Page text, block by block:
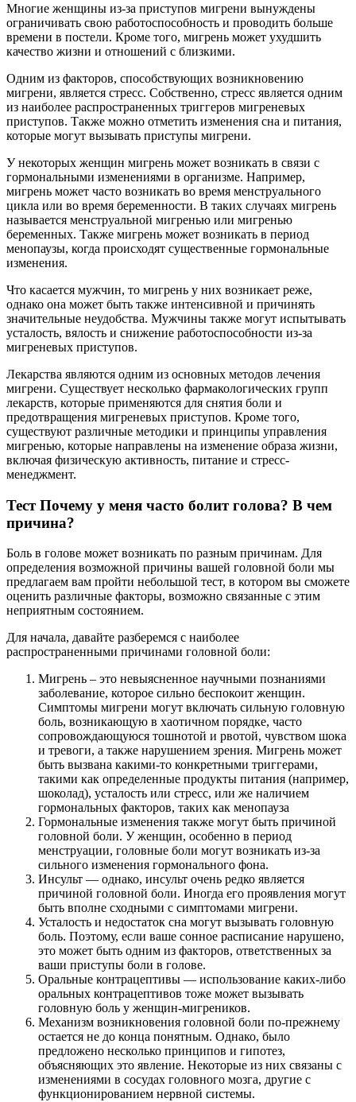
Многие женщины из-за приступов мигрени вынуждены
ограничивать свою работоспособность и проводить больше
времени в постели. Кроме того, мигрень может ухудшить
качество жизни и отношений с близкими.
Одним из факторов, способствующих возникновению
мигрени, является стресс. Собственно, стресс является одним
из наиболее распространенных триггеров мигреневых
приступов. Также можно отметить изменения сна и питания,
которые могут вызывать приступы мигрени.
У некоторых женщин мигрень может возникать в связи с
гормональными изменениями в организме. Например,
мигрень может часто возникать во время менструального
цикла или во время беременности. В таких случаях мигрень
называется менструальной мигренью или мигренью
беременных. Также мигрень может возникать в период
менопаузы, когда происходят существенные гормональные
изменения.
Что касается мужчин, то мигрень у них возникает реже,
однако она может быть также интенсивной и причинять
значительные неудобства. Мужчины также могут испытывать
усталость, вялость и снижение работоспособности из-за
мигреневых приступов.
Лекарства являются одним из основных методов лечения
мигрени. Существует несколько фармакологических групп
лекарств, которые применяются для снятия боли и
предотвращения мигреневых приступов. Кроме того,
существуют различные методики и принципы управления
мигренью, которые направлены на изменение образа жизни,
включая физическую активность, питание и стресс-
менеджмент.
Тест Почему у меня часто болит голова? В чем
причина?
Боль в голове может возникать по разным причинам. Для
определения возможной причины вашей головной боли мы
предлагаем вам пройти небольшой тест, в котором вы сможете
оценить различные факторы, возможно связанные с этим
неприятным состоянием.
Для начала, давайте разберемся с наиболее
распространенными причинами головной боли:
Мигрень – это невыясненное научными познаниями
заболевание, которое сильно беспокоит женщин.
Симптомы мигрени могут включать сильную головную
боль, возникающую в хаотичном порядке, часто
сопровождающуюся тошнотой и рвотой, чувством шока
и тревоги, а также нарушением зрения. Мигрень может
быть вызвана какими-то конкретными триггерами,
такими как определенные продукты питания (например,
шоколад), усталость или стресс, или же наличием
гормональных факторов, таких как менопауза
Гормональные изменения также могут быть причиной
головной боли. У женщин, особенно в период
менструации, головные боли могут возникать из-за
сильного изменения гормонального фона.
Инсульт — однако, инсульт очень редко является
причиной головной боли. Иногда его проявления могут
быть вполне сходными с симптомами мигрени.
Усталость и недостаток сна могут вызывать головную
боль. Поэтому, если ваше сонное расписание нарушено,
это может быть одним из факторов, ответственных за
ваши приступы боли в голове.
Оральные контрацептивы — использование каких-либо
оральных контрацептивов тоже может вызывать
головную боль у женщин-мигреников.
Механизм возникновения головной боли по-прежнему
остается не до конца понятным. Однако, было
предложено несколько принципов и гипотез,
объясняющих это явление. Некоторые из них связаны с
изменениями в сосудах головного мозга, другие с
функционированием нервной системы.